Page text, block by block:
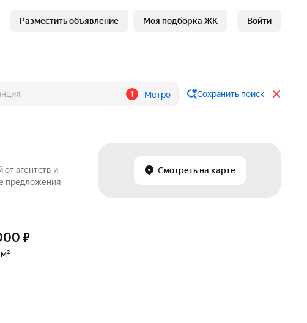
Разместить объявление Моя подборка ЖК Войти
1 Метро Сохранить поиск
Смотреть на карте
агентств и
предложения
₽